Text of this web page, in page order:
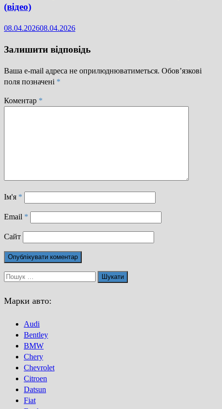
(відео)
08.04.202608.04.2026
Залишити відповідь
Ваша e-mail адреса не оприлюднюватиметься. Обов’язкові
поля позначені *
Коментар *
Ім'я *
Email *
Сайт
Пошук:
Марки авто:
Audi
Bentley
BMW
Chery
Chevrolet
Citroen
Datsun
Fiat